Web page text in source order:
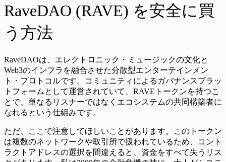
RaveDAO (RAVE) を安全に買
う方法
RaveDAOは、エレクトロニック・ミュージックの文化と
Web3のインフラを融合させた分散型エンターテインメン
ト・プロトコルです。コミュニティによるガバナンスプラッ
トフォームとして運営されていて、RAVEトークンを持つこ
とで、単なるリスナーではなくエコシステムの共同構築者に
なれるという仕組みです。
ただ、ここで注意してほしいことがあります。このトークン
は複数のネットワークや取引所で扱われているため、コント
ラクトアドレスの選択を間違えると、資金をすべて失うリス